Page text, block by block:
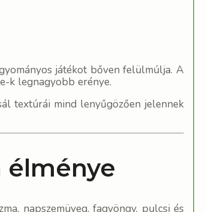
játékot bőven felülmúlja. A
k legnagyobb erénye.
textúrái mind lenyűgözően jelennek
élménye
napszemüveg, fagyöngy, pulcsi és